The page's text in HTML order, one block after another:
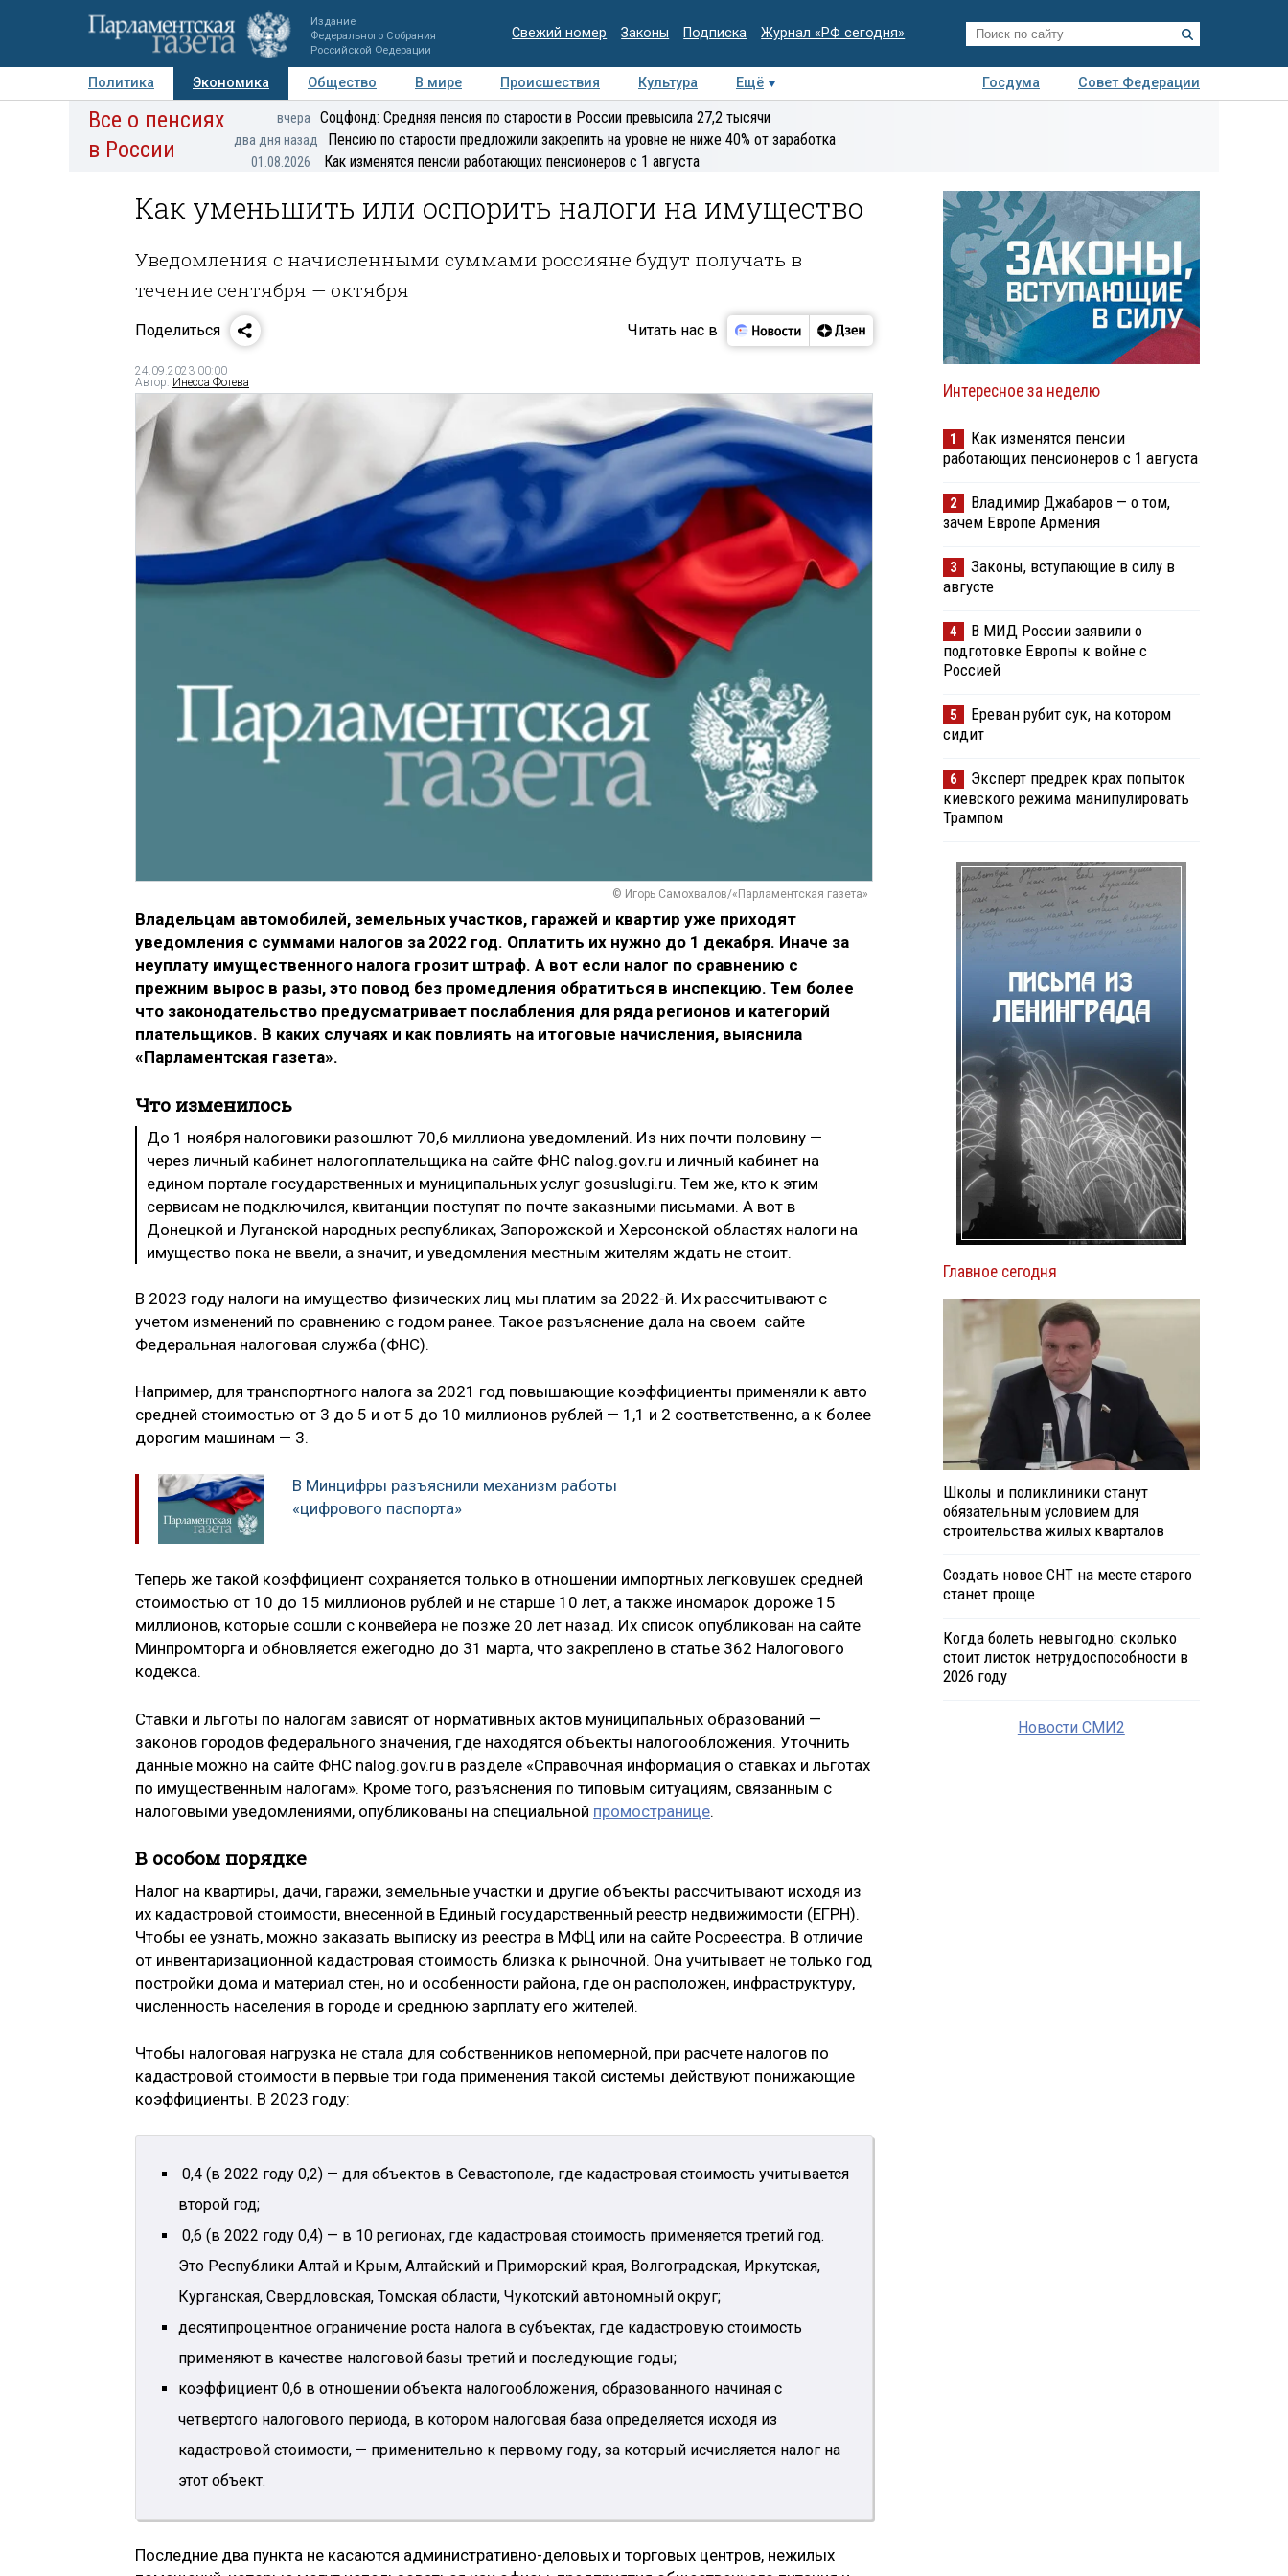
Издание
Федерального Собрания
Российской Федерации
Свежий номер Законы Подписка Журнал «РФ сегодня»
Политика Экономика Общество В мире Происшествия Культура Ещё Госдума
Совет Федерации
Авторы Персоны Мнения Регионы Медиацентр Интервью Колумнисты
экспертиза
Все о пенсиях
в России
вчера Соцфонд: Средняя пенсия по старости в России превысила 27,2 тысячи
два дня назад Пенсию по старости предложили закрепить на уровне не ниже 40% от заработка
01.08.2026 Как изменятся пенсии работающих пенсионеров с 1 августа
Как уменьшить или оспорить налоги на имущество
Уведомления с начисленными суммами россияне будут получать в
течение сентября — октября
Поделиться Читать нас в
24.09.2023 00:00
Автор: Инесса Фотева
© Игорь Самохвалов/«Парламентская газета»
Владельцам автомобилей, земельных участков, гаражей и квартир уже приходят
уведомления с суммами налогов за 2022 год. Оплатить их нужно до 1 декабря. Иначе за
неуплату имущественного налога грозит штраф. А вот если налог по сравнению с
прежним вырос в разы, это повод без промедления обратиться в инспекцию. Тем более
что законодательство предусматривает послабления для ряда регионов и категорий
плательщиков. В каких случаях и как повлиять на итоговые начисления, выяснила
«Парламентская газета».
Что изменилось
До 1 ноября налоговики разошлют 70,6 миллиона уведомлений. Из них почти половину —
через личный кабинет налогоплательщика на сайте ФНС nalog.gov.ru и личный кабинет на
едином портале государственных и муниципальных услуг gosuslugi.ru. Тем же, кто к этим
сервисам не подключился, квитанции поступят по почте заказными письмами. А вот в
Донецкой и Луганской народных республиках, Запорожской и Херсонской областях налоги на
имущество пока не ввели, а значит, и уведомления местным жителям ждать не стоит.
В 2023 году налоги на имущество физических лиц мы платим за 2022-й. Их рассчитывают с
учетом изменений по сравнению с годом ранее. Такое разъяснение дала на своем сайте
Федеральная налоговая служба (ФНС).
Например, для транспортного налога за 2021 год повышающие коэффициенты применяли к авто
средней стоимостью от 3 до 5 и от 5 до 10 миллионов рублей — 1,1 и 2 соответственно, а к более
дорогим машинам — 3.
В Минцифры разъяснили механизм работы
«цифрового паспорта»
Теперь же такой коэффициент сохраняется только в отношении импортных легковушек средней
стоимостью от 10 до 15 миллионов рублей и не старше 10 лет, а также иномарок дороже 15
миллионов, которые сошли с конвейера не позже 20 лет назад. Их список опубликован на сайте
Минпромторга и обновляется ежегодно до 31 марта, что закреплено в статье 362 Налогового
кодекса.
Ставки и льготы по налогам зависят от нормативных актов муниципальных образований —
законов городов федерального значения, где находятся объекты налогообложения. Уточнить
данные можно на сайте ФНС nalog.gov.ru в разделе «Справочная информация о ставках и льготах
по имущественным налогам». Кроме того, разъяснения по типовым ситуациям, связанным с
налоговыми уведомлениями, опубликованы на специальной промостранице.
В особом порядке
Налог на квартиры, дачи, гаражи, земельные участки и другие объекты рассчитывают исходя из
их кадастровой стоимости, внесенной в Единый государственный реестр недвижимости (ЕГРН).
Чтобы ее узнать, можно заказать выписку из реестра в МФЦ или на сайте Росреестра. В отличие
от инвентаризационной кадастровая стоимость близка к рыночной. Она учитывает не только год
постройки дома и материал стен, но и особенности района, где он расположен, инфраструктуру,
численность населения в городе и среднюю зарплату его жителей.
Чтобы налоговая нагрузка не стала для собственников непомерной, при расчете налогов по
кадастровой стоимости в первые три года применения такой системы действуют понижающие
коэффициенты. В 2023 году:
0,4 (в 2022 году 0,2) — для объектов в Севастополе, где кадастровая стоимость учитывается
второй год;
0,6 (в 2022 году 0,4) — в 10 регионах, где кадастровая стоимость применяется третий год.
Это Республики Алтай и Крым, Алтайский и Приморский края, Волгоградская, Иркутская,
Курганская, Свердловская, Томская области, Чукотский автономный округ;
десятипроцентное ограничение роста налога в субъектах, где кадастровую стоимость
применяют в качестве налоговой базы третий и последующие годы;
коэффициент 0,6 в отношении объекта налогообложения, образованного начиная с
четвертого налогового периода, в котором налоговая база определяется исходя из
кадастровой стоимости, — применительно к первому году, за который исчисляется налог на
этот объект.
Последние два пункта не касаются административно-деловых и торговых центров, нежилых
Интересное за неделю
1
Как изменятся пенсии
работающих пенсионеров с 1 августа
2
Владимир Джабаров — о том,
зачем Европе Армения
3
Законы, вступающие в силу в
августе
4
В МИД России заявили о
подготовке Европы к войне с
Россией
5
Ереван рубит сук, на котором
сидит
6
Эксперт предрек крах попыток
киевского режима манипулировать
Трампом
Главное сегодня
Школы и поликлиники станут
обязательным условием для
строительства жилых кварталов
Создать новое СНТ на месте старого
станет проще
Когда болеть невыгодно: сколько
стоит листок нетрудоспособности в
2026 году
Новости СМИ2